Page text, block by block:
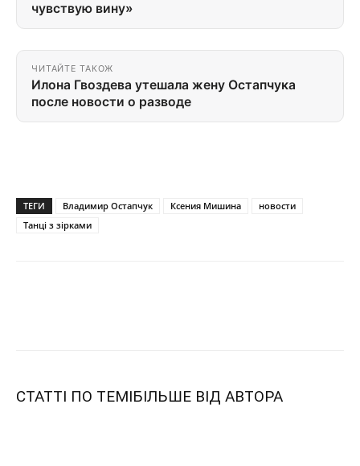
чувствую вину»
ЧИТАЙТЕ ТАКОЖ
Илона Гвоздева утешала жену Остапчука
после новости о разводе
ТЕГИ Владимир Остапчук Ксения Мишина
новости
Танці з зірками
СТАТТІ ПО ТЕМІБІЛЬШЕ ВІД АВТОРА